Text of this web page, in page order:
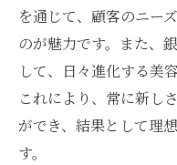
を通じて、顧客のニー
のが魅力です。また、
して、日々進化する美
これにより、常に新し
ができ、結果として理
す。